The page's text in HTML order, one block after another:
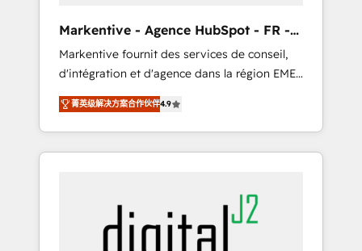
know what you don't know'
recommendations to maximize conversions!
OTF is an Elite Partner (top 1% of 6,500+
Partners) and was named 2023 HubSpot
Partner of the Year 💥 Trusted by 2,500+
companies to help them scale and close
more business, by using HubSpot (the right
www.onthefuze.com/hubspot-admin Contact
us to learn more!
Markentive - Agence HubSpot - FR -
EN
Markentive fournit des services de conseil,
d'intégration et d'agence dans la région EMEA
et North America. Avec plus de 115 experts en
marketing automation, Growth, Revops, CRM
et webdesign. Markentive is both a
consulting firm, a digital agency and an
webdesign (We focus on EMEA - USA
customers).
菁英级解决方案合作伙伴4.9